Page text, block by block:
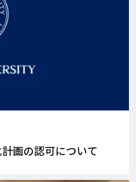
画の認可について